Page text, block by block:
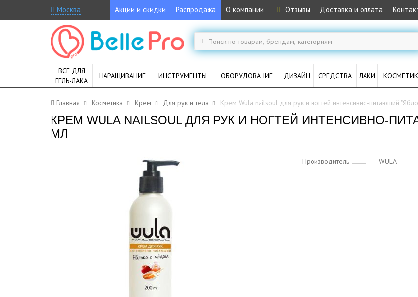
Москва Акции и скидки Распродажа О компании Отзывы Доставка и оплата
ВСЁ ДЛЯ
ГЕЛЬ-ЛАКА
НАРАЩИВАНИЕ ИНСТРУМЕНТЫ ОБОРУДОВАНИЕ ДИЗАЙН СРЕДСТВА ЛАКИ
Главная Косметика Крем Для рук и тела Крем Wula nailsoul для рук и ногтей интенсивно-питающий
КРЕМ WULA NAILSOUL ДЛЯ РУК И НОГТЕЙ ИНТЕНСИВНО-
МЛ
Производитель WULA